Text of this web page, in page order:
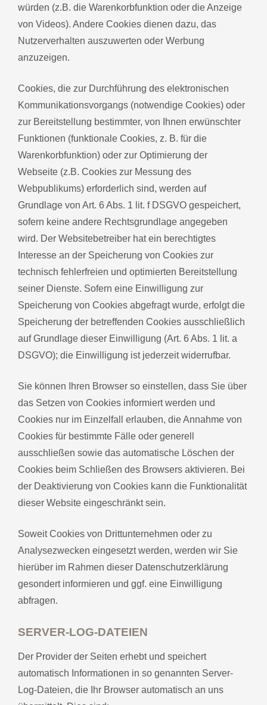
würden (z.B. die Warenkorbfunktion oder die Anzeige
von Videos). Andere Cookies dienen dazu, das
Nutzerverhalten auszuwerten oder Werbung
anzuzeigen.
Cookies, die zur Durchführung des elektronischen
Kommunikationsvorgangs (notwendige Cookies) oder
zur Bereitstellung bestimmter, von Ihnen erwünschter
Funktionen (funktionale Cookies, z. B. für die
Warenkorbfunktion) oder zur Optimierung der
Webseite (z.B. Cookies zur Messung des
Webpublikums) erforderlich sind, werden auf
Grundlage von Art. 6 Abs. 1 lit. f DSGVO gespeichert,
sofern keine andere Rechtsgrundlage angegeben
wird. Der Websitebetreiber hat ein berechtigtes
Interesse an der Speicherung von Cookies zur
technisch fehlerfreien und optimierten Bereitstellung
seiner Dienste. Sofern eine Einwilligung zur
Speicherung von Cookies abgefragt wurde, erfolgt die
Speicherung der betreffenden Cookies ausschließlich
auf Grundlage dieser Einwilligung (Art. 6 Abs. 1 lit. a
DSGVO); die Einwilligung ist jederzeit widerrufbar.
Sie können Ihren Browser so einstellen, dass Sie über
das Setzen von Cookies informiert werden und
Cookies nur im Einzelfall erlauben, die Annahme von
Cookies für bestimmte Fälle oder generell
ausschließen sowie das automatische Löschen der
Cookies beim Schließen des Browsers aktivieren. Bei
der Deaktivierung von Cookies kann die Funktionalität
dieser Website eingeschränkt sein.
Soweit Cookies von Drittunternehmen oder zu
Analysezwecken eingesetzt werden, werden wir Sie
hierüber im Rahmen dieser Datenschutzerklärung
gesondert informieren und ggf. eine Einwilligung
abfragen.
SERVER-LOG-DATEIEN
Der Provider der Seiten erhebt und speichert
automatisch Informationen in so genannten Server-
Log-Dateien, die Ihr Browser automatisch an uns